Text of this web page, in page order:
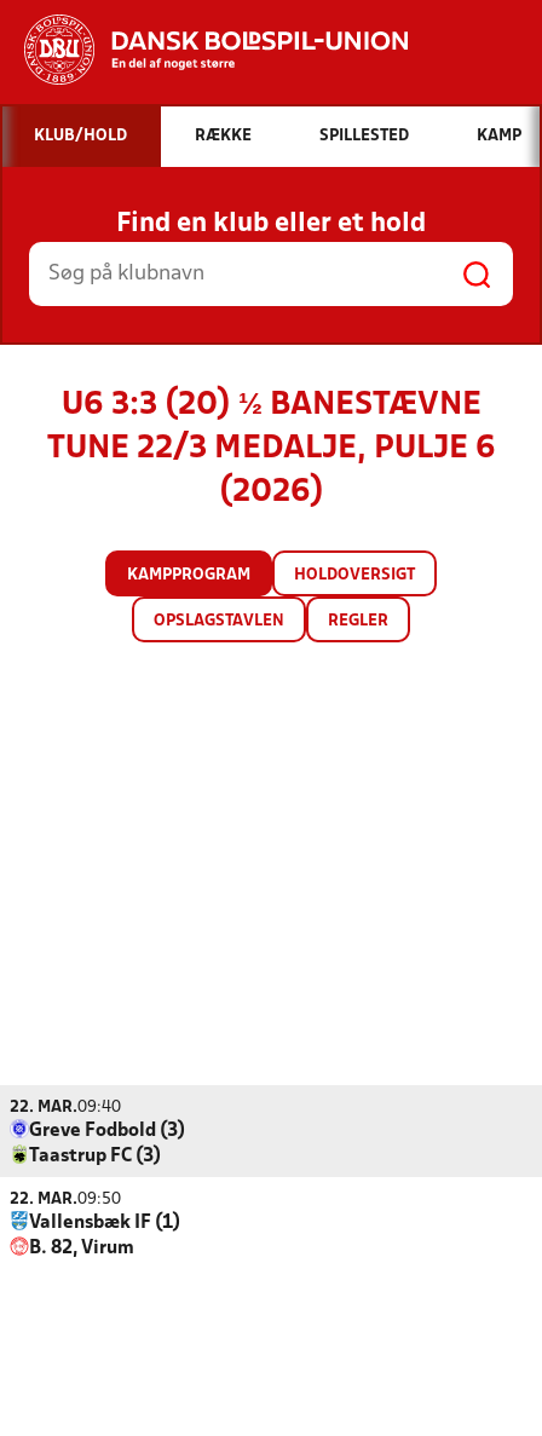
Hvad vil du søge efter?
INDHOLD OG NYHEDER
STILLINGER, RESULTATER, KLUBBER OG
HOLD
KLUB/HOLD RÆKKE SPILLESTED KAMP
Find en klub eller et hold
U6 3:3 (20) ½ BANESTÆVNE
TUNE 22/3 MEDALJE, PULJE 6
(2026)
KAMPPROGRAM HOLDOVERSIGT
OPSLAGSTAVLEN REGLER
22. MAR.09:40
Greve Fodbold (3)
Taastrup FC (3)
22. MAR.09:50
Vallensbæk IF (1)
B. 82, Virum